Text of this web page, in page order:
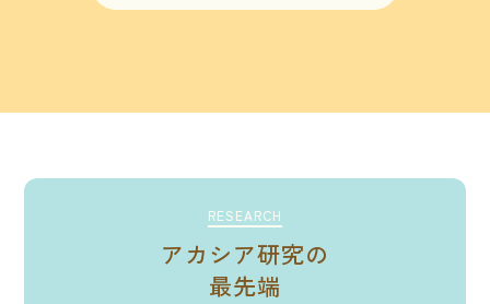
RESEARCH
アカシア研究の
最先端